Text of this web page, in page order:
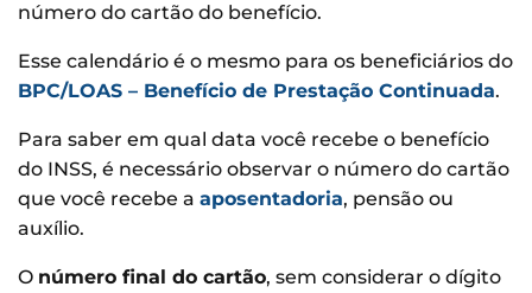
número do cartão do benefício.
Esse calendário é o mesmo para os beneficiários do
BPC/LOAS – Benefício de Prestação Continuada.
Para saber em qual data você recebe o benefício
do INSS, é necessário observar o número do cartão
que você recebe a aposentadoria, pensão ou
auxílio.
O número final do cartão, sem considerar o dígito